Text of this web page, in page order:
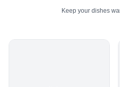
Keep your dishes